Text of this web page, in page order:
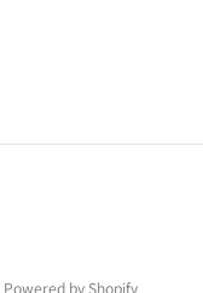
Powered by Shopify